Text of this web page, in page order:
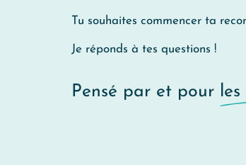
Tu souhaites commencer ta
Je réponds à tes questions !
Pensé par et pour